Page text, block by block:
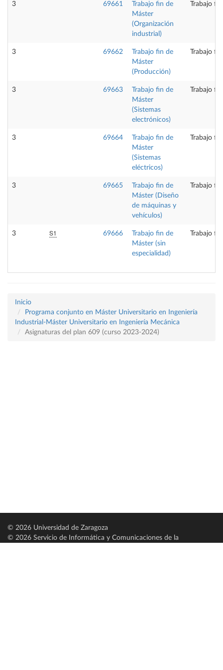
3 69661
Trabajo fin de
Máster
(Organización
industrial)
Trabajo
3 69662
Trabajo fin de
Máster
(Producción)
Trabajo
3 69663
Trabajo fin de
Máster
(Sistemas
electrónicos)
Trabajo
3 69664
Trabajo fin de
Máster
(Sistemas
eléctricos)
Trabajo
3 69665
Trabajo fin de
Máster (Diseño
de máquinas y
vehículos)
Trabajo
3 S1 69666
Trabajo fin de
Máster (sin
especialidad)
Trabajo
Inicio
Programa conjunto en Máster Universitario en Ingeniería
Industrial-Máster Universitario en Ingeniería Mecánica
Asignaturas del plan 609 (curso 2023-2024)
© 2026 Universidad de Zaragoza
© 2026 Servicio de Informática y Comunicaciones de la